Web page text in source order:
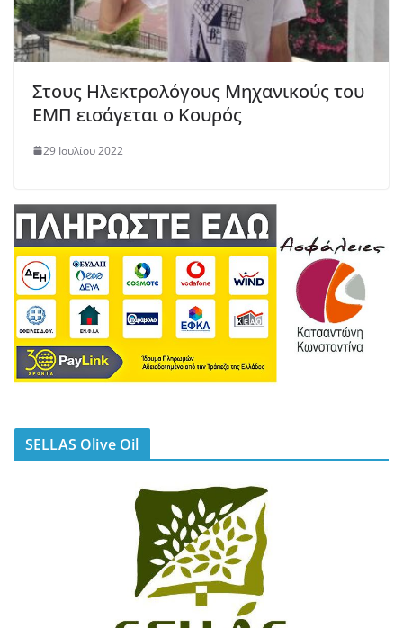
Στoυς Ηλεκτρολόγους Μηχανικούς του
ΕΜΠ εισάγεται ο Κουρός
29 Ιουλίου 2022
SELLAS Olive Oil